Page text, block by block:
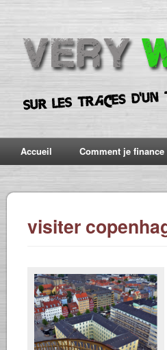
Accueil Comment je
visiter